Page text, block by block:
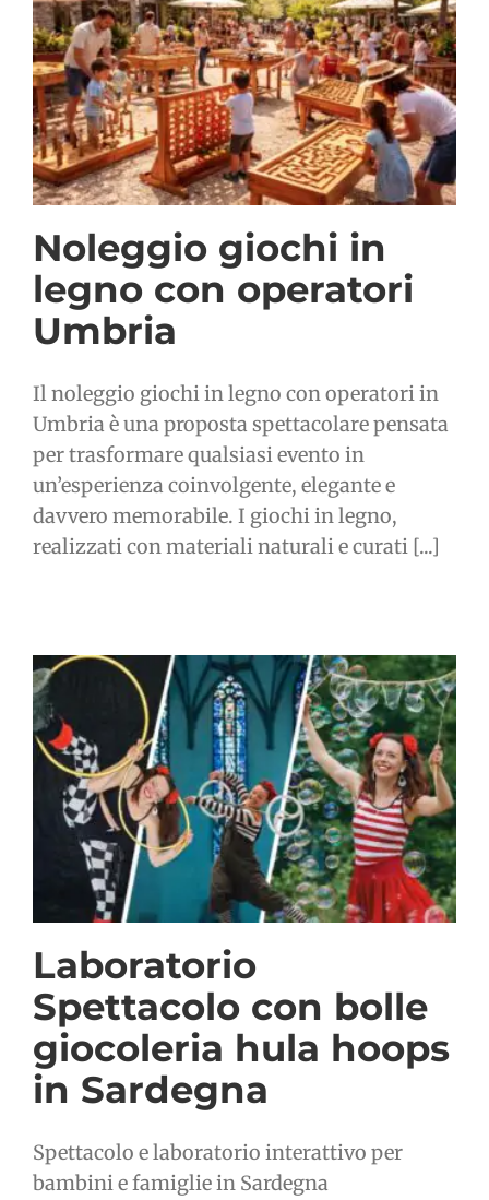
Noleggio giochi in
legno con operatori
Umbria
Il noleggio giochi in legno con operatori in
Umbria è una proposta spettacolare pensata
per trasformare qualsiasi evento in
un’esperienza coinvolgente, elegante e
davvero memorabile. I giochi in legno,
realizzati con materiali naturali e curati [...]
Laboratorio
Spettacolo con bolle
giocoleria hula hoops
in Sardegna
Spettacolo e laboratorio interattivo per
bambini e famiglie in Sardegna